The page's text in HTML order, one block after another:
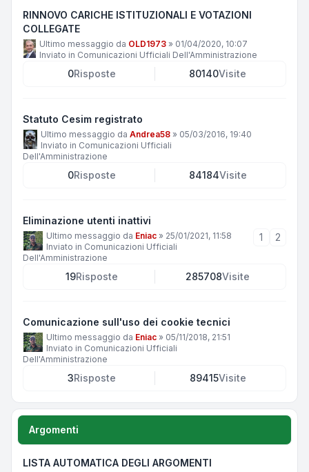
RINNOVO CARICHE ISTITUZIONALI E VOTAZIONI
COLLEGATE
Ultimo messaggio da OLD1973 » 01/04/2020, 10:07
Inviato in Comunicazioni Ufficiali Dell'Amministrazione
0Risposte 80140Visite
Statuto Cesim registrato
Ultimo messaggio da Andrea58 » 05/03/2016, 19:40
Inviato in Comunicazioni Ufficiali
Dell'Amministrazione
0Risposte 84184Visite
Eliminazione utenti inattivi
Ultimo messaggio da Eniac » 25/01/2021, 11:58
Inviato in Comunicazioni Ufficiali
Dell'Amministrazione
1 2
19Risposte 285708Visite
Comunicazione sull'uso dei cookie tecnici
Ultimo messaggio da Eniac » 05/11/2018, 21:51
Inviato in Comunicazioni Ufficiali
Dell'Amministrazione
3Risposte 89415Visite
Argomenti
LISTA AUTOMATICA DEGLI ARGOMENTI